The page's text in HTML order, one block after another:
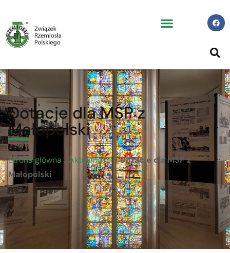
Dotacje dla MŚP z
Małopolski
Strona główna / Aktualności/Dotacje dla MŚP z
Małopolski